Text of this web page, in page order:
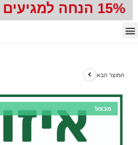
15% הנחה למגיעים ממודעה זו
מבצע!
המוצר הבא